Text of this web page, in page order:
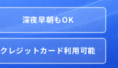
深夜早朝もOK
クレジットカード利用可能